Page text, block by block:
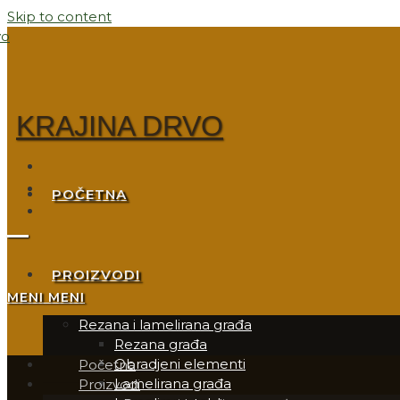
Skip to content
KRAJINA DRVO
POČETNA
PROIZVODI
Rezana i lamelirana građa
Rezana građa
Obradjeni elementi
Lamelirana građa
MENI MENI
Početna
Proizvodi